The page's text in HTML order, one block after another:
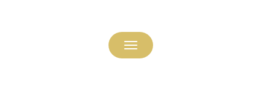
Toggle
navigation